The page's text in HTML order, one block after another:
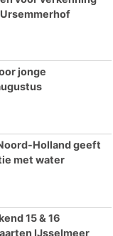
jonge
Holland geeft
met water
15 & 16
IJsselmeer